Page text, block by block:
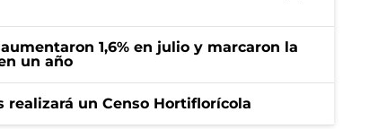
1,6% en julio y marcaron la
un año
realizará un Censo Hortiflorícola